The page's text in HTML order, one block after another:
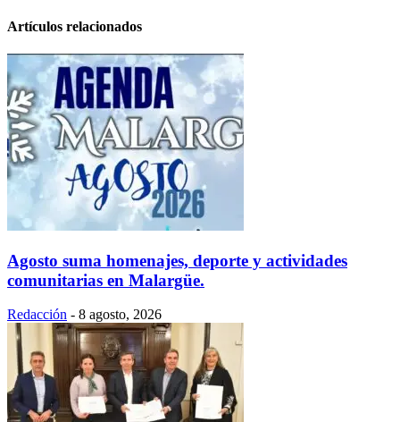
Artículos relacionados
Agosto suma homenajes, deporte y actividades
comunitarias en Malargüe.
Redacción - 8 agosto, 2026